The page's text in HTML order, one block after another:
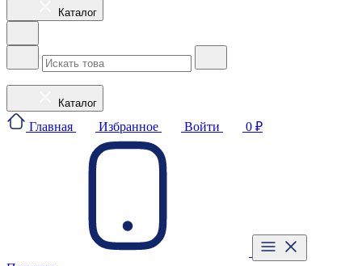
Каталог
Каталог
Главная Избранное Войти 0 ₽